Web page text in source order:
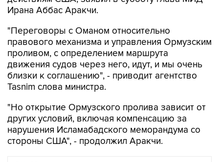
Ирана Аббас Аракчи.
"Переговоры с Оманом относительно
правового механизма и управления Ормузским
проливом, с определением маршрута
движения судов через него, идут, и мы очень
близки к соглашению", - приводит агентство
Tasnim слова министра.
"Но открытие Ормузского пролива зависит от
других условий, включая компенсацию за
нарушения Исламабадского меморандума со
стороны США", - продолжил Аракчи.